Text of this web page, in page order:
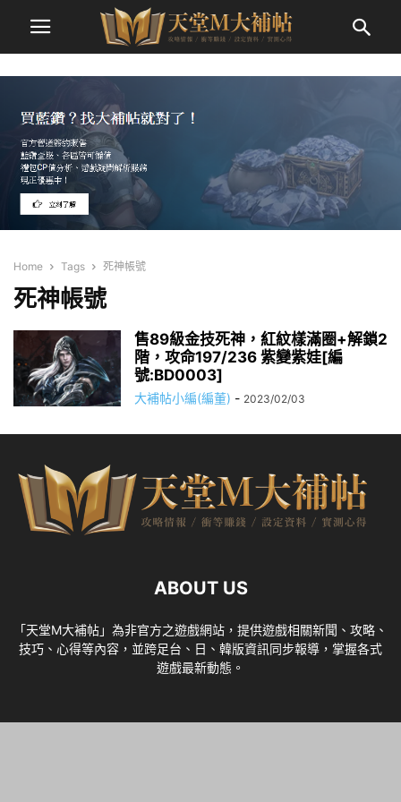
Home Tags 死神帳號
死神帳號
售89級金技死神，紅紋樣滿圈+解鎖2
階，攻命197/236 紫變紫娃[編
號:BD0003]
大補帖小編(編董) - 2023/02/03
ABOUT US
「天堂M大補帖」為非官方之遊戲網站，提供遊戲相關新聞、攻略、
技巧、心得等內容，並跨足台、日、韓版資訊同步報導，掌握各式
遊戲最新動態。